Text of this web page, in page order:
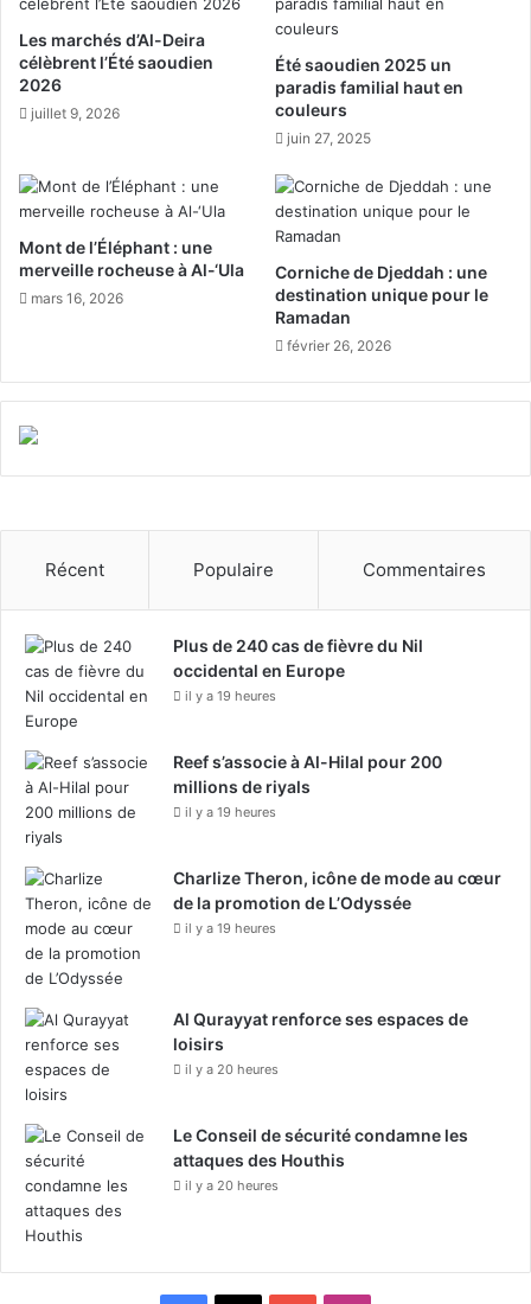
i
e
l
m
é
c
a
p
r
o
t
t
e
r
n
t
e
n
u
A
r
b
i
e
o
u
d
t
:
u
é
e
u
a
o
n
Les marchés d’Al-Deira
célèbrent l’Été saoudien
2026
juillet 9, 2026
Été saoudien 2025 un
paradis familial haut en
couleurs
juin 27, 2025
Mont de l’Éléphant : une
merveille rocheuse à Al-‘Ula
mars 16, 2026
Corniche de Djeddah : une
destination unique pour le
Ramadan
février 26, 2026
Récent Populaire Commentaires
Plus de 240 cas de fièvre du Nil
occidental en Europe
il y a 19 heures
Reef s’associe à Al-Hilal pour 200
millions de riyals
il y a 19 heures
Charlize Theron, icône de mode au cœur
de la promotion de L’Odyssée
il y a 19 heures
Al Qurayyat renforce ses espaces de
loisirs
il y a 20 heures
Le Conseil de sécurité condamne les
attaques des Houthis
il y a 20 heures